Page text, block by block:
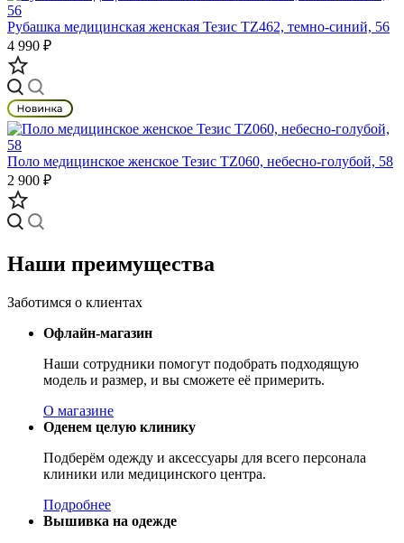
Рубашка медицинская женская Тезис TZ462, темно-синий, 56
4 990 ₽
Поло медицинское женское Тезис TZ060, небесно-голубой, 58
2 900 ₽
Наши преимущества
Заботимся о клиентах
Офлайн-магазин
Наши сотрудники помогут подобрать подходящую
модель и размер, и вы сможете её примерить.
О магазине
Оденем целую клинику
Подберём одежду и аксессуары для всего персонала
клиники или медицинского центра.
Подробнее
Вышивка на одежде